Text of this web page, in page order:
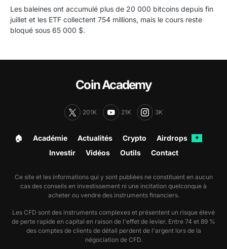
Les baleines ont accumulé plus de 20 000 bitcoins depuis fin
juillet et les ETF collectent 754 millions, mais le cours reste
bloqué sous 65 000 $.
Coin Academy
201K 21K 3K
🏠︎ Académie Actualités Crypto Airdrops ✦
Investir Vidéos Outils Contact
Ce site et les informations qui y sont publiées ne constituent en aucun
cas des conseils en investissement ni une incitation quelconque à
acheter ou vendre des instruments financiers.
Les CFD sont des instruments complexes et présentent un risque élevé
de perte rapide en capital en raison de l'effet de levier. Entre 74 et 89 %
des comptes de clients de détail perdent de l'argent lors de la
négociation de CFD.